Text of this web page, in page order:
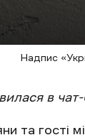
Надпис
в чат-
та гості